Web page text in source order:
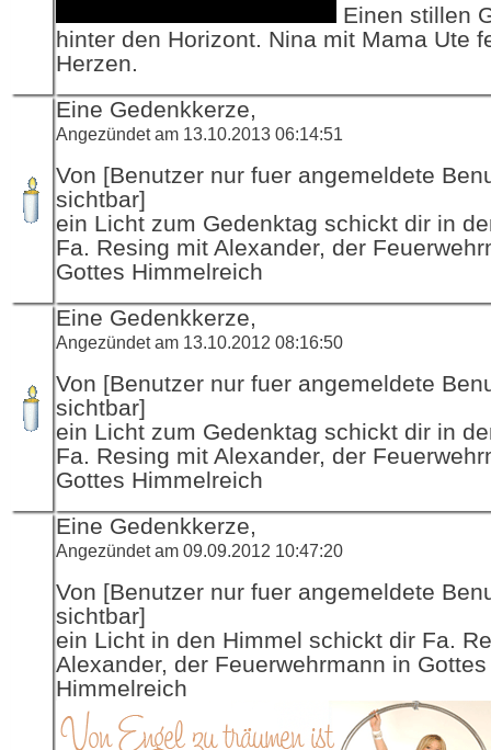
Einen stillen
hinter den Horizont. Nina mit Mama Ute
Herzen.
Eine Gedenkkerze,
Angezündet am 13.10.2013 06:14:51
Von [Benutzer nur fuer angemeldete
sichtbar]
ein Licht zum Gedenktag schickt dir in
Fa. Resing mit Alexander, der
Gottes Himmelreich
Eine Gedenkkerze,
Angezündet am 13.10.2012 08:16:50
Von [Benutzer nur fuer angemeldete
sichtbar]
ein Licht zum Gedenktag schickt dir in
Fa. Resing mit Alexander, der
Gottes Himmelreich
Eine Gedenkkerze,
Angezündet am 09.09.2012 10:47:20
Von [Benutzer nur fuer angemeldete
sichtbar]
ein Licht in den Himmel schickt dir Fa.
Alexander, der Feuerwehrmann in Gottes
Himmelreich